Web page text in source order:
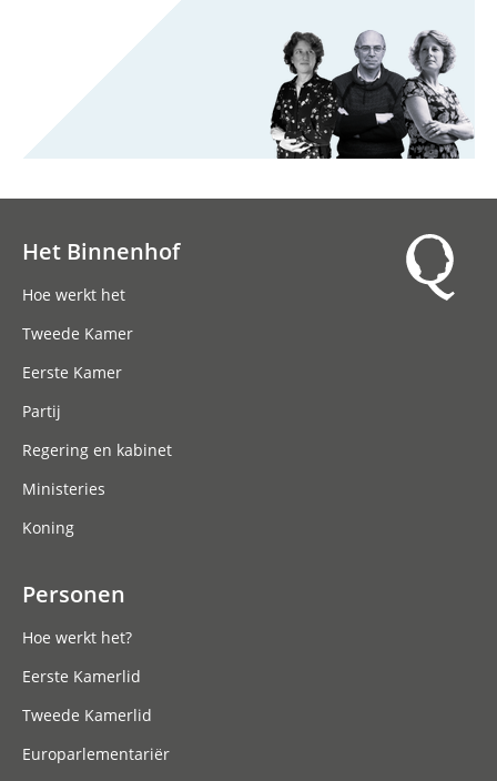
Het Binnenhof
Hoe werkt het
Tweede Kamer
Eerste Kamer
Partij
Regering en kabinet
Ministeries
Koning
Personen
Hoe werkt het?
Eerste Kamerlid
Tweede Kamerlid
Europarlementariër